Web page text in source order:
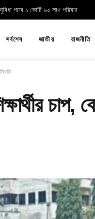
পাবে ১ কোটি ৬০ লাখ পরিবার
সর্বশেষ জাতীয় রাজনীতি
চাপ,